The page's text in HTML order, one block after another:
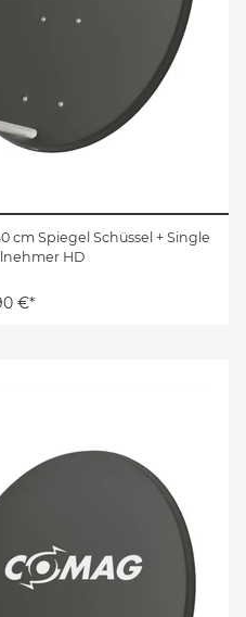
cm Spiegel Schüssel + Single
HD
€*